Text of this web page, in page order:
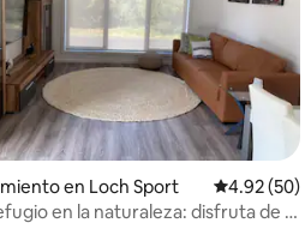
en Loch Sport
4.92 (50)
en la naturaleza: disfruta de la